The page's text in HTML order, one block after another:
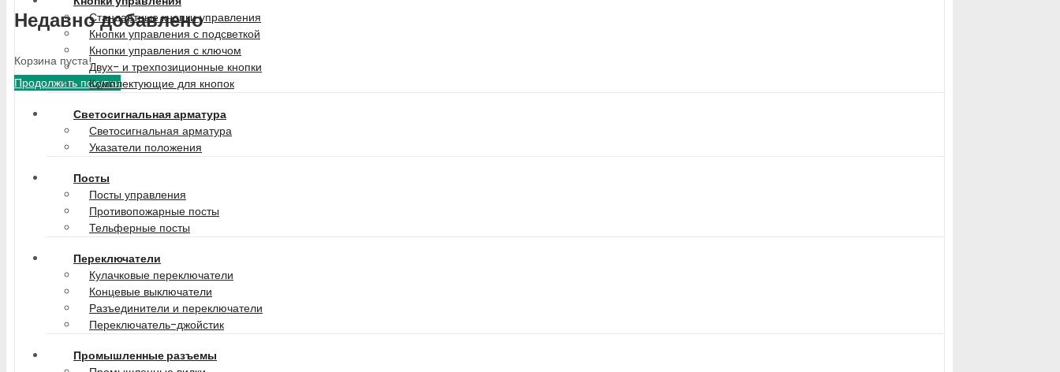
Недавно добавлено
Корзина пуста!
Продолжить покупки
Стандартные кнопки управления
Кнопки управления с подсветкой
Кнопки управления с ключом
Двух- и трехпозиционные кнопки
Комплектующие для кнопок
Светосигнальная арматура
Светосигнальная арматура
Указатели положения
Посты
Посты управления
Противопожарные посты
Тельферные посты
Переключатели
Кулачковые переключатели
Концевые выключатели
Разъединители и переключатели
Переключатель-джойстик
Промышленные разъемы